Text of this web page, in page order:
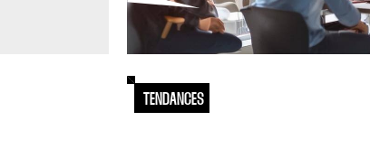
TENDANCES